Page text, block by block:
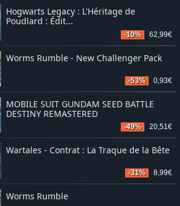
Hogwarts Legacy : L'Héritage de
Poudlard : Édit...
-10% 62,99€
Worms Rumble - New Challenger Pack
-53% 0,93€
MOBILE SUIT GUNDAM SEED BATTLE
DESTINY REMASTERED
-49% 20,51€
Wartales - Contrat : La Traque de la Bête
-31% 8,99€
Worms Rumble